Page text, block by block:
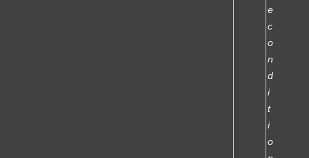
e
c
o
n
d
i
t
i
o